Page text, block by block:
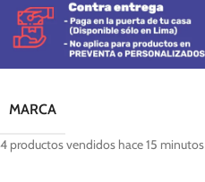
MARCA
4 productos vendidos hace 15 minutos